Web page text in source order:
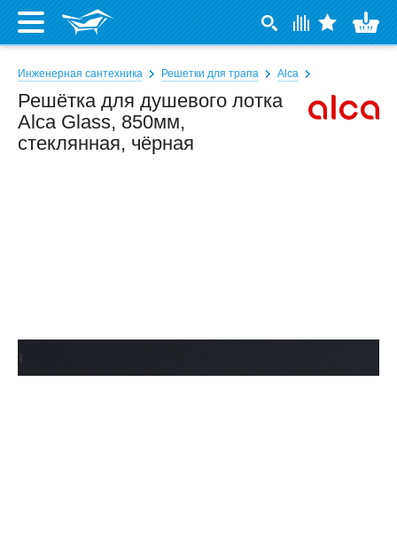
Инженерная сантехника Решетки для трапа Alca
Решётка для душевого лотка
Alca Glass, 850мм,
стеклянная, чёрная